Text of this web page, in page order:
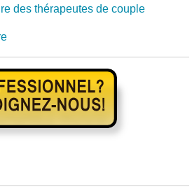
des thérapeutes de couple